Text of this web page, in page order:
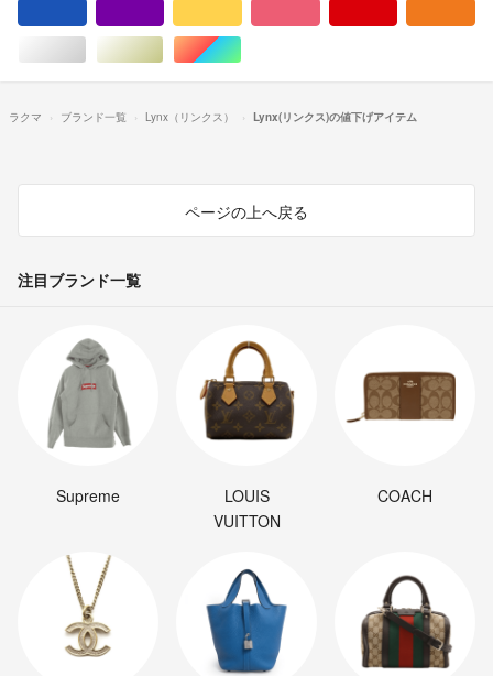
シルバー/銀色系ゴールド/金色系マルチカラー
ラクマ ブランド一覧 Lynx（リンクス） Lynx(リンクス)の値下げアイテム
ページの上へ戻る
注目ブランド一覧
Supreme
LOUIS
VUITTON
COACH